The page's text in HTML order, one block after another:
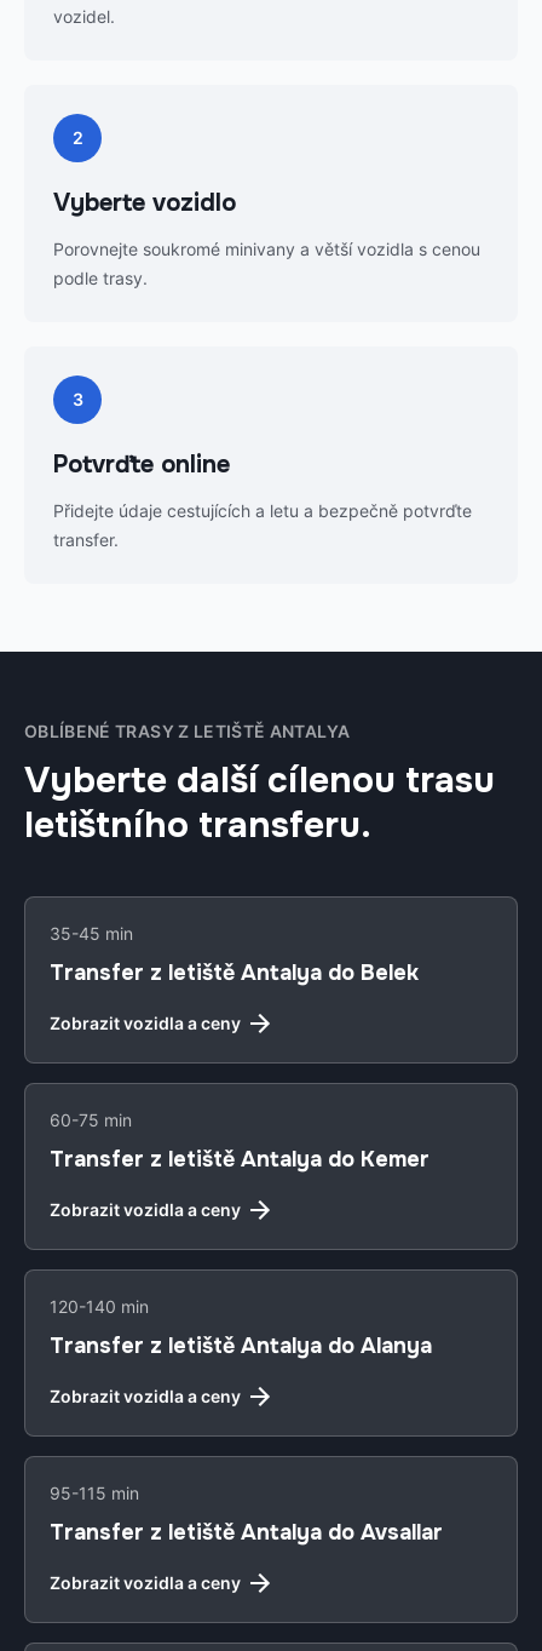
vozidel.
2
Vyberte vozidlo
Porovnejte soukromé minivany a větší vozidla s cenou
podle trasy.
3
Potvrďte online
Přidejte údaje cestujících a letu a bezpečně potvrďte
transfer.
OBLÍBENÉ TRASY Z LETIŠTĚ ANTALYA
Vyberte další cílenou trasu
letištního transferu.
35-45 min
Transfer z letiště Antalya do Belek
Zobrazit vozidla a ceny
60-75 min
Transfer z letiště Antalya do Kemer
Zobrazit vozidla a ceny
120-140 min
Transfer z letiště Antalya do Alanya
Zobrazit vozidla a ceny
95-115 min
Transfer z letiště Antalya do Avsallar
Zobrazit vozidla a ceny